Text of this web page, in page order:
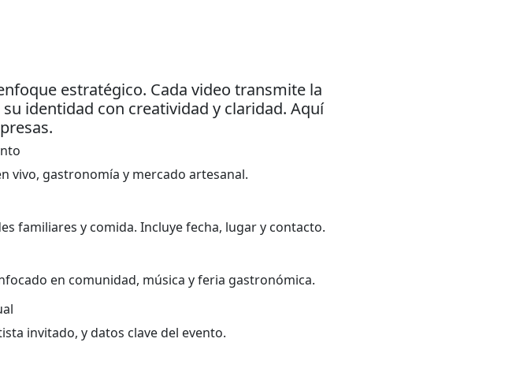
estratégico. Cada video transmite la
identidad con creatividad y claridad. Aquí
vivo, gastronomía y mercado artesanal.
familiares y comida. Incluye fecha, lugar y contacto.
en comunidad, música y feria gastronómica.
invitado, y datos clave del evento.